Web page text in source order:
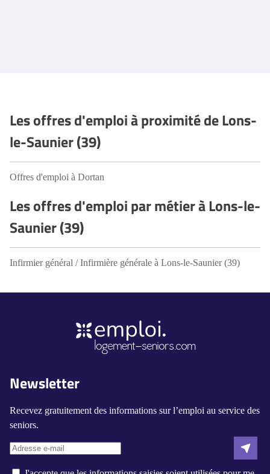
Les offres d'emploi à proximité de Lons-
le-Saunier (39)
Offres d'emploi à Dortan
Les offres d'emploi par métier à Lons-le-
Saunier (39)
Infirmier général / Infirmière générale à Lons-le-Saunier (39)
Newsletter
Recevez gratuitement des informations sur l’emploi au service des
seniors.